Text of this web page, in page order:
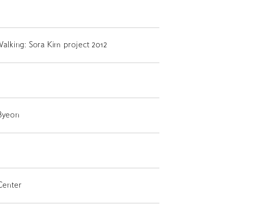
Sora Kim project 2012